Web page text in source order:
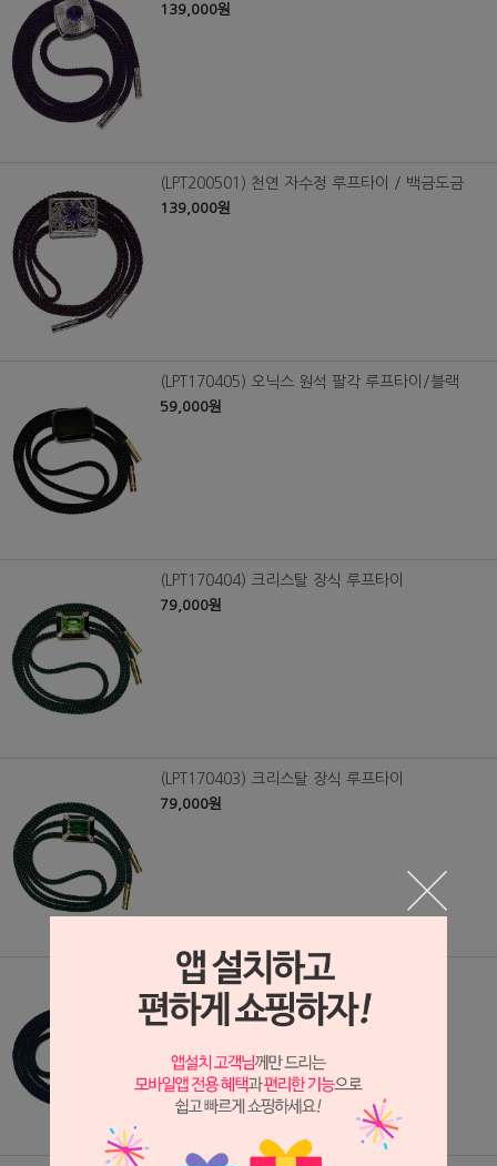
139,000원
(LPT200501) 천연 자수정 루프타이 / 백금도금
139,000원
(LPT170405) 오닉스 원석 팔각 루프타이/블랙
59,000원
(LPT170404) 크리스탈 장식 루프타이
79,000원
(LPT170403) 크리스탈 장식 루프타이
79,000원
(LPT170402) 크리스탈 장식 루프타이
79,000원